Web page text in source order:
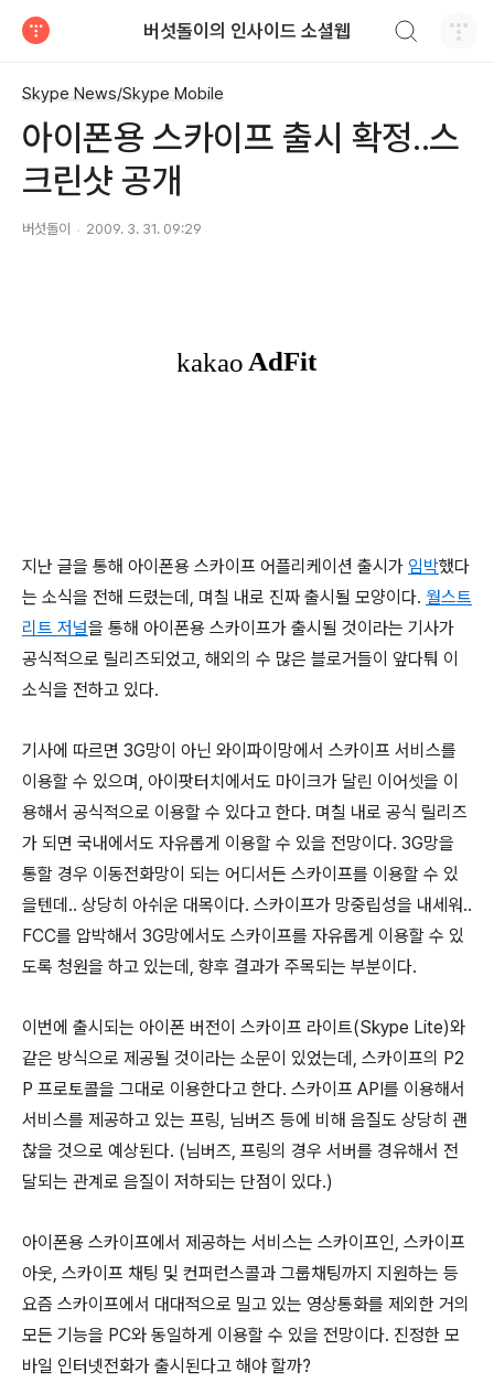
버섯돌이의 인사이드 소셜웹
Skype News/Skype Mobile
아이폰용 스카이프 출시 확정..스
크린샷 공개
버섯돌이 2009. 3. 31. 09:29
지난 글을 통해 아이폰용 스카이프 어플리케이션 출시가 임박했다
는 소식을 전해 드렸는데, 며칠 내로 진짜 출시될 모양이다. 월스트
리트 저널을 통해 아이폰용 스카이프가 출시될 것이라는 기사가
공식적으로 릴리즈되었고, 해외의 수 많은 블로거들이 앞다퉈 이
소식을 전하고 있다.
기사에 따르면 3G망이 아닌 와이파이망에서 스카이프 서비스를
이용할 수 있으며, 아이팟터치에서도 마이크가 달린 이어셋을 이
용해서 공식적으로 이용할 수 있다고 한다. 며칠 내로 공식 릴리즈
가 되면 국내에서도 자유롭게 이용할 수 있을 전망이다. 3G망을
통할 경우 이동전화망이 되는 어디서든 스카이프를 이용할 수 있
을텐데.. 상당히 아쉬운 대목이다. 스카이프가 망중립성을 내세워..
FCC를 압박해서 3G망에서도 스카이프를 자유롭게 이용할 수 있
도록 청원을 하고 있는데, 향후 결과가 주목되는 부분이다.
이번에 출시되는 아이폰 버전이 스카이프 라이트(Skype Lite)와
같은 방식으로 제공될 것이라는 소문이 있었는데, 스카이프의 P2
P 프로토콜을 그대로 이용한다고 한다. 스카이프 API를 이용해서
서비스를 제공하고 있는 프링, 님버즈 등에 비해 음질도 상당히 괜
찮을 것으로 예상된다. (님버즈, 프링의 경우 서버를 경유해서 전
달되는 관계로 음질이 저하되는 단점이 있다.)
아이폰용 스카이프에서 제공하는 서비스는 스카이프인, 스카이프
아웃, 스카이프 채팅 및 컨퍼런스콜과 그룹채팅까지 지원하는 등
요즘 스카이프에서 대대적으로 밀고 있는 영상통화를 제외한 거의
모든 기능을 PC와 동일하게 이용할 수 있을 전망이다. 진정한 모
바일 인터넷전화가 출시된다고 해야 할까?